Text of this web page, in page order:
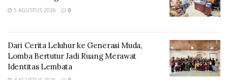
memperkuat peran komunitas lokal, khususnya
5 AGUSTUS 2026 0
Dari Cerita Leluhur ke Generasi Muda,
Lomba Bertutur Jadi Ruang Merawat
Identitas Lembata